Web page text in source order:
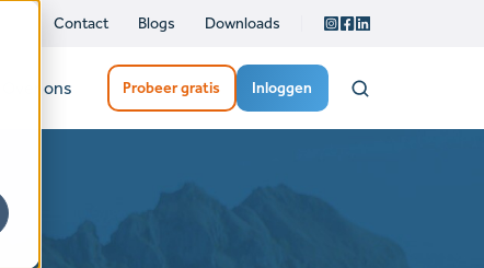
Contact Blogs Downloads
Over ons Probeer gratis Inloggen